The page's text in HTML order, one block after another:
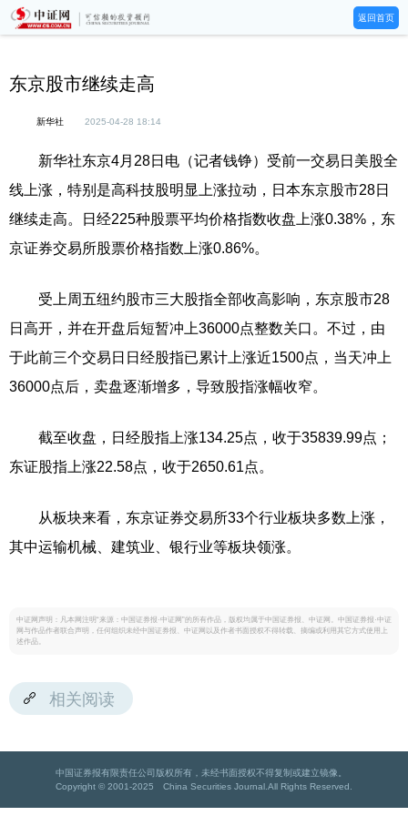
返回首页
东京股市继续走高
新华社 2025-04-28 18:14
新华社东京4月28日电（记者钱铮）受前一交易日美股全
线上涨，特别是高科技股明显上涨拉动，日本东京股市28日
继续走高。日经225种股票平均价格指数收盘上涨0.38%，东
京证券交易所股票价格指数上涨0.86%。
受上周五纽约股市三大股指全部收高影响，东京股市28
日高开，并在开盘后短暂冲上36000点整数关口。不过，由
于此前三个交易日日经股指已累计上涨近1500点，当天冲上
36000点后，卖盘逐渐增多，导致股指涨幅收窄。
截至收盘，日经股指上涨134.25点，收于35839.99点；
东证股指上涨22.58点，收于2650.61点。
从板块来看，东京证券交易所33个行业板块多数上涨，
其中运输机械、建筑业、银行业等板块领涨。
中证网声明：凡本网注明“来源：中国证券报·中证网”的所有作品，版权均属于中国证券报、中证网。中国证券报·中证
网与作品作者联合声明，任何组织未经中国证券报、中证网以及作者书面授权不得转载、摘编或利用其它方式使用上
述作品。
相关阅读
中国证券报有限责任公司版权所有，未经书面授权不得复制或建立镜像。
Copyright © 2001-2025 China Securities Journal.All Rights Reserved.